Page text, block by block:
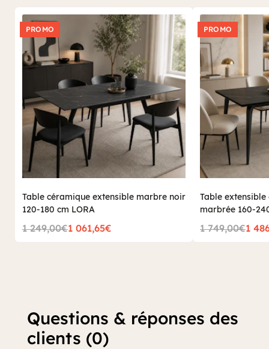
PROMO
Table céramique extensible marbre noir
120-180 cm LORA
1 249,00€1 061,65€
PROMO
Table
marbrée 160-
1 749,00€1
Questions & réponses des
clients (0)